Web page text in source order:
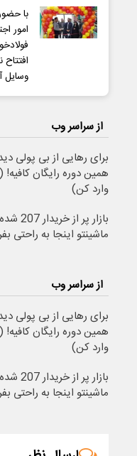
با
امور
از سراسر وب
برای رهایی از بی پولی
همین دوره رایگان کافیه!
وارد کن)
بازار پر از
ماشینتو اینجا به راحتی
از سراسر وب
برای رهایی از بی پولی
همین دوره رایگان کافیه!
وارد کن)
بازار پر از
ماشینتو اینجا به راحتی